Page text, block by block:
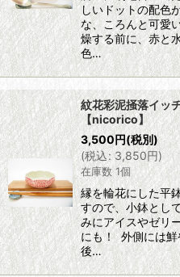
しいドットの配色
な、ころんと可愛
燥する前に、赤と
色…
紋花彩泥掻落イ
【nicorico】
3,500円(税別)
(税込: 3,850円)
在庫数 1個
縁を輪花にした平
すので、小鉢とし
みにアイスやゼリ
にも！ 外側には鮮
後…